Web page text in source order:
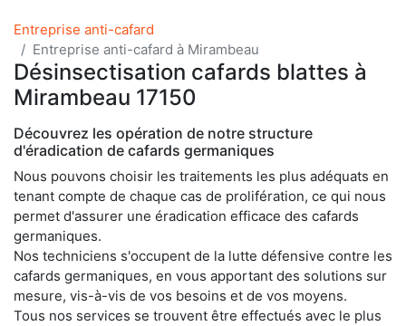
Entreprise anti-cafard
Entreprise anti-cafard à Mirambeau
Désinsectisation cafards blattes à
Mirambeau 17150
Découvrez les opération de notre structure
d'éradication de cafards germaniques
Nous pouvons choisir les traitements les plus adéquats en
tenant compte de chaque cas de prolifération, ce qui nous
permet d'assurer une éradication efficace des cafards
germaniques.
Nos techniciens s'occupent de la lutte défensive contre les
cafards germaniques, en vous apportant des solutions sur
mesure, vis-à-vis de vos besoins et de vos moyens.
Tous nos services se trouvent être effectués avec le plus